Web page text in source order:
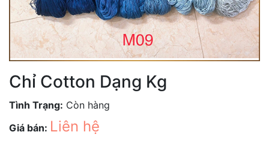
Chỉ Cotton Dạng Kg
Tình Trạng: Còn hàng
Giá bán: Liên hệ